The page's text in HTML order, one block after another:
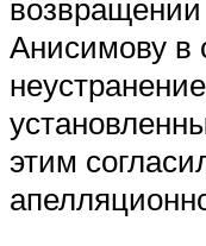
возвращении
Анисимову в
этим